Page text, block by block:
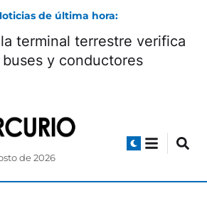
de última hora:
terminal terrestre verifica
y conductores
de 2026